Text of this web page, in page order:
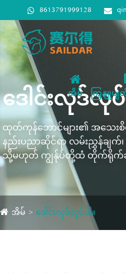
8613791999128
အိမ် ကြှနျုပျ
ဒေါင်းလုဒ်လုပ်
ထုတ်ကုန်ဘောင်များ၏ အသေး
နည်းပညာဆိုင်ရာ လမ်းညွှန်ချက်၊
သို့မဟုတ် ကျွန်ုပ်တို့ထံ တိုက်ရိုက်
အိမ် ဒေါင်းလုဒ်လုပ်ပါ။